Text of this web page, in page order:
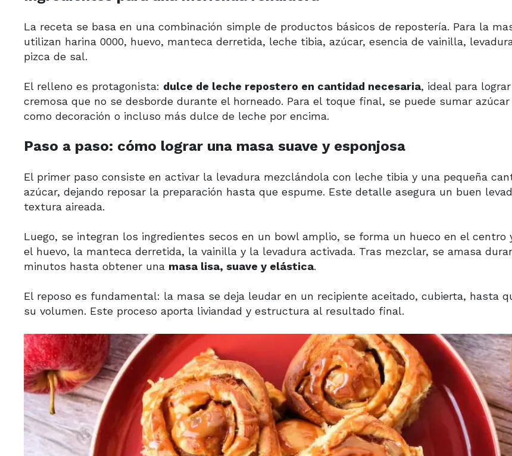
La receta se basa en una combinación simple de productos básicos de repostería. Para la
utilizan harina 0000, huevo, manteca derretida, leche tibia, azúcar, esencia de vainilla,
pizca de sal.
El relleno es protagonista: dulce de leche repostero en cantidad necesaria, ideal para
cremosa que no se desborde durante el horneado. Para el toque final, se puede sumar
como decoración o incluso más dulce de leche por encima.
Paso a paso: cómo lograr una masa suave y esponjosa
El primer paso consiste en activar la levadura mezclándola con leche tibia y una pequeña
azúcar, dejando reposar la preparación hasta que espume. Este detalle asegura un buen
textura aireada.
Luego, se integran los ingredientes secos en un bowl amplio, se forma un hueco en el centro
el huevo, la manteca derretida, la vainilla y la levadura activada. Tras mezclar, se amasa
minutos hasta obtener una masa lisa, suave y elástica.
El reposo es fundamental: la masa se deja leudar en un recipiente aceitado, cubierta, hasta
su volumen. Este proceso aporta liviandad y estructura al resultado final.